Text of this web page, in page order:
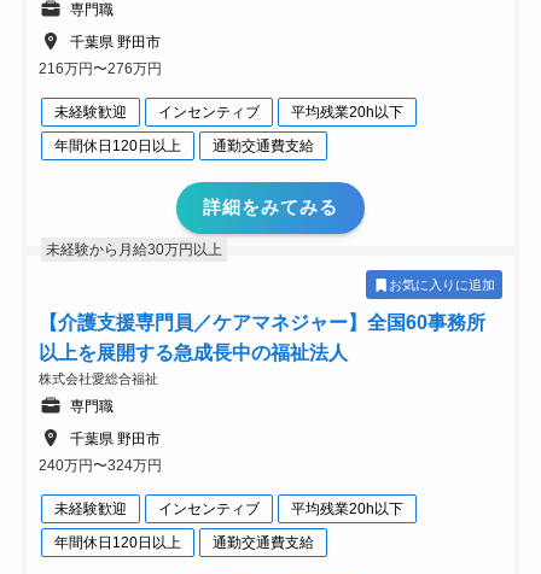
専門職
千葉県 野田市
216万円〜276万円
未経験歓迎 インセンティブ
平均残業20h以下
年間休日120日以上
通勤交通費支給
詳細をみてみる
未経験から月給30万円以上
お気に入りに追加
【介護支援専門員／ケアマネジャー】全国60事務所
以上を展開する急成長中の福祉法人
株式会社愛総合福祉
専門職
千葉県 野田市
240万円〜324万円
未経験歓迎 インセンティブ
平均残業20h以下
年間休日120日以上
通勤交通費支給